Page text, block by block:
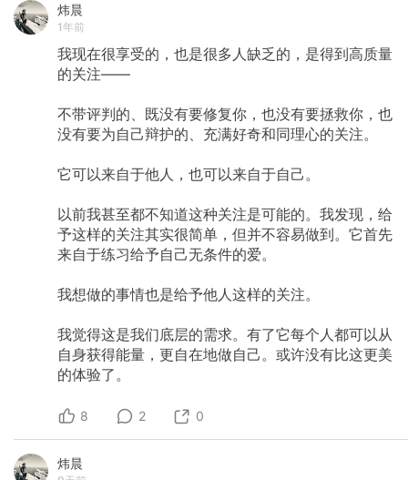
炜晨
1年前
我现在很享受的，也是很多人缺乏的，是得到高质量
的关注——
不带评判的、既没有要修复你，也没有要拯救你，也
没有要为自己辩护的、充满好奇和同理心的关注。
它可以来自于他人，也可以来自于自己。
以前我甚至都不知道这种关注是可能的。我发现，给
予这样的关注其实很简单，但并不容易做到。它首先
来自于练习给予自己无条件的爱。
我想做的事情也是给予他人这样的关注。
我觉得这是我们底层的需求。有了它每个人都可以从
自身获得能量，更自在地做自己。或许没有比这更美
的体验了。
8 2 0
炜晨